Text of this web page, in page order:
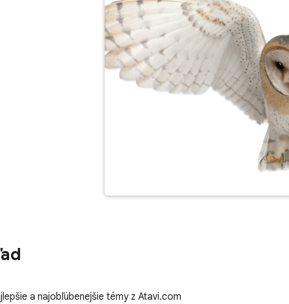
a najobľúbenejšie témy z Atavi.com